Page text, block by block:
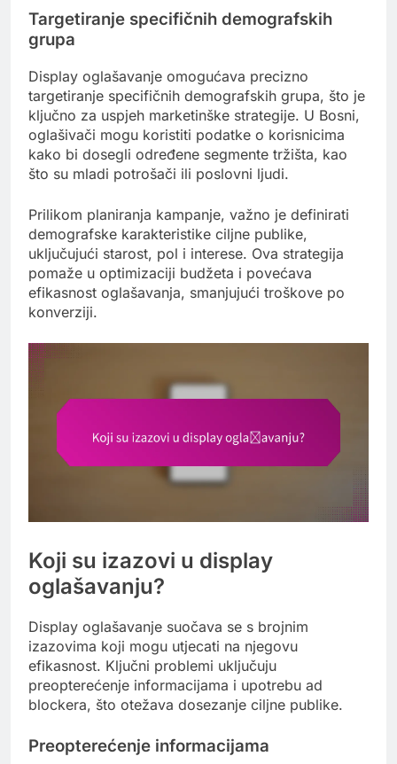
Targetiranje specifičnih demografskih
grupa
Display oglašavanje omogućava precizno
targetiranje specifičnih demografskih grupa, što je
ključno za uspjeh marketinške strategije. U Bosni,
oglašivači mogu koristiti podatke o korisnicima
kako bi dosegli određene segmente tržišta, kao
što su mladi potrošači ili poslovni ljudi.
Prilikom planiranja kampanje, važno je definirati
demografske karakteristike ciljne publike,
uključujući starost, pol i interese. Ova strategija
pomaže u optimizaciji budžeta i povećava
efikasnost oglašavanja, smanjujući troškove po
konverziji.
Koji su izazovi u display
oglašavanju?
Display oglašavanje suočava se s brojnim
izazovima koji mogu utjecati na njegovu
efikasnost. Ključni problemi uključuju
preopterećenje informacijama i upotrebu ad
blockera, što otežava dosezanje ciljne publike.
Preopterećenje informacijama